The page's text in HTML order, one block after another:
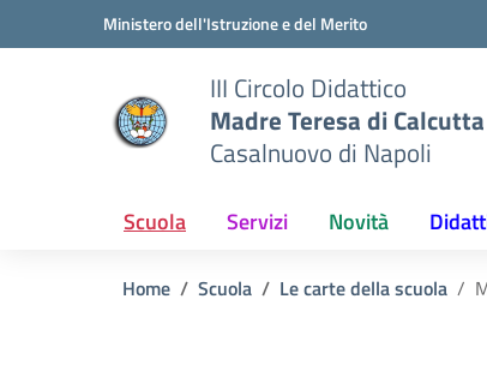
Vai ai contenuti
Vai al menu di navigazioneMinistero dell'Istruzione e del Merito
III Circolo Didattico
Madre Teresa di Calcutta
Casalnuovo di Napoli
Scuola Servizi Novità
Home Scuola Le carte della scuola